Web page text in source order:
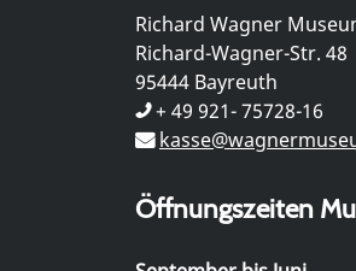
Richard Wagner
Richard-Wagner-Str. 48
95444 Bayreuth
+ 49 921- 75728-16
Öffnungszeiten